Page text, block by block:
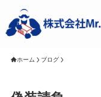
ホーム ブログ